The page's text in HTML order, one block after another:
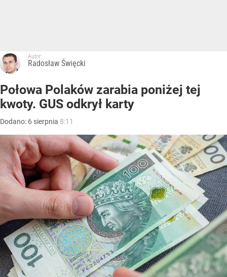
Autor:
Radosław Święcki
Połowa Polaków zarabia poniżej tej
kwoty. GUS odkrył karty
Dodano: 6 sierpnia 8:11